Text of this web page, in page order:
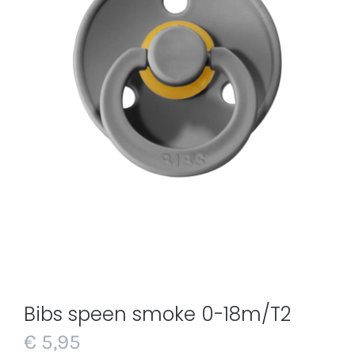
Bibs speen smoke 0-18m/T2
€ 5,95